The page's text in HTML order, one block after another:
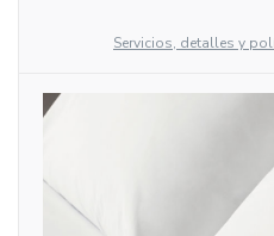
Servicios, detalles y